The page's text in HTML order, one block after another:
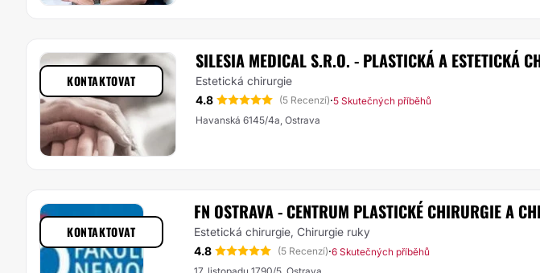
SILESIA MEDICAL S.R.O. - PLASTICKÁ A ESTETICKÁ
Estetická chirurgie
4.8
(5 Recenzí)·5 Skutečných příběhů
Havanská 6145/4a, Ostrava
KONTAKTOVAT
FN OSTRAVA - CENTRUM PLASTICKÉ CHIRURGIE A
Estetická chirurgie, Chirurgie ruky
4.8
(5 Recenzí)·6 Skutečných příběhů
KONTAKTOVAT